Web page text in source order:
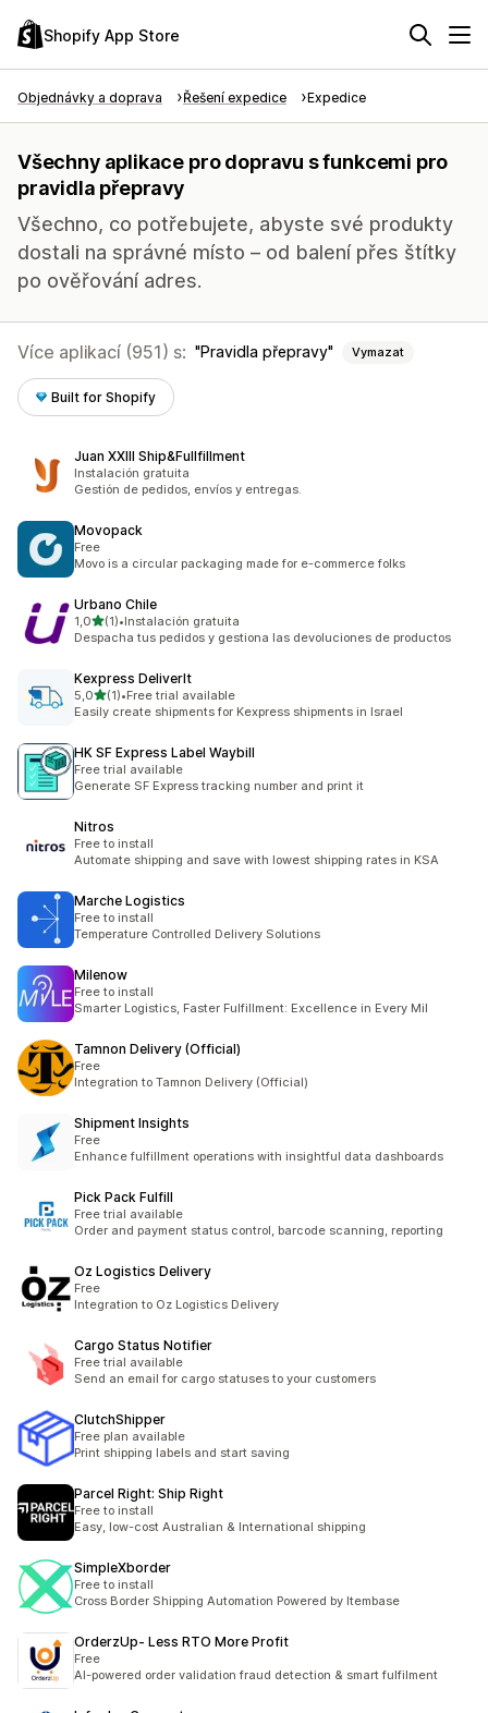
Shopify App Store
Objednávky a doprava Řešení expedice Expedice
Všechny aplikace pro dopravu s funkcemi pro
pravidla přepravy
Všechno, co potřebujete, abyste své produkty
dostali na správné místo – od balení přes štítky
po ověřování adres.
Více aplikací (951) s: Pravidla přepravy Vymazat
Built for Shopify
Juan XXIII Ship&Fullfillment
Instalación gratuita
Gestión de pedidos, envíos y entregas.
Movopack
Free
Movo is a circular packaging made for e-commerce folks
Urbano Chile
1,0z 5 hvězd
(1)
Celkový počet recenzí: 1
•Instalación gratuita
Despacha tus pedidos y gestiona las devoluciones de productos
Kexpress DeliverIt
5,0z 5 hvězd
(1)
Celkový počet recenzí: 1
•Free trial available
Easily create shipments for Kexpress shipments in Israel
HK SF Express Label Waybill
Free trial available
Generate SF Express tracking number and print it
Nitros
Free to install
Automate shipping and save with lowest shipping rates in KSA
Marche Logistics
Free to install
Temperature Controlled Delivery Solutions
Milenow
Free to install
Smarter Logistics, Faster Fulfillment: Excellence in Every Mil
Tamnon Delivery (Official)
Free
Integration to Tamnon Delivery (Official)
Shipment Insights
Free
Enhance fulfillment operations with insightful data dashboards
Pick Pack Fulfill
Free trial available
Order and payment status control, barcode scanning, reporting
Oz Logistics Delivery
Free
Integration to Oz Logistics Delivery
Cargo Status Notifier
Free trial available
Send an email for cargo statuses to your customers
ClutchShipper
Free plan available
Print shipping labels and start saving
Parcel Right: Ship Right
Free to install
Easy, low-cost Australian & International shipping
SimpleXborder
Free to install
Cross Border Shipping Automation Powered by Itembase
OrderzUp‑ Less RTO More Profit
Free
AI-powered order validation fraud detection & smart fulfilment